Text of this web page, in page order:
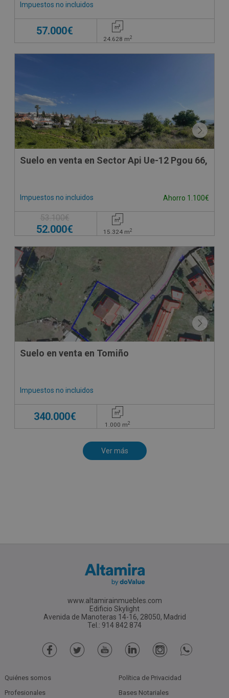
Impuestos no incluidos
57.000€
24.628 m2
Suelo en venta en Sector Api Ue-12 Pgou 66,
Impuestos no incluidos Ahorro 1.100€
53.100€
52.000€ 15.324 m2
Suelo en venta en Tomiño
Impuestos no incluidos
340.000€
1.000 m2
www.altamirainmuebles.com
Edificio Skylight
Avenida de Manoteras 14-16, 28050, Madrid
Tel.: 914 842 874
Quiénes somos
Profesionales
Política de Privacidad
Bases Notariales